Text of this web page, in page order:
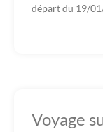
départ du 19/
Voyage